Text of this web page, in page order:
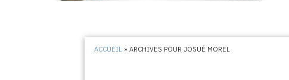
ACCUEIL »ARCHIVES POUR JOSUÉ MOREL